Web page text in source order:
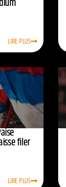
LIRE PLUS
filer
LIRE PLUS